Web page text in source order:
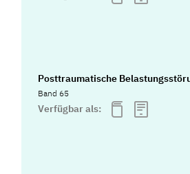
Posttraumatische
Band 65
Verfügbar als: